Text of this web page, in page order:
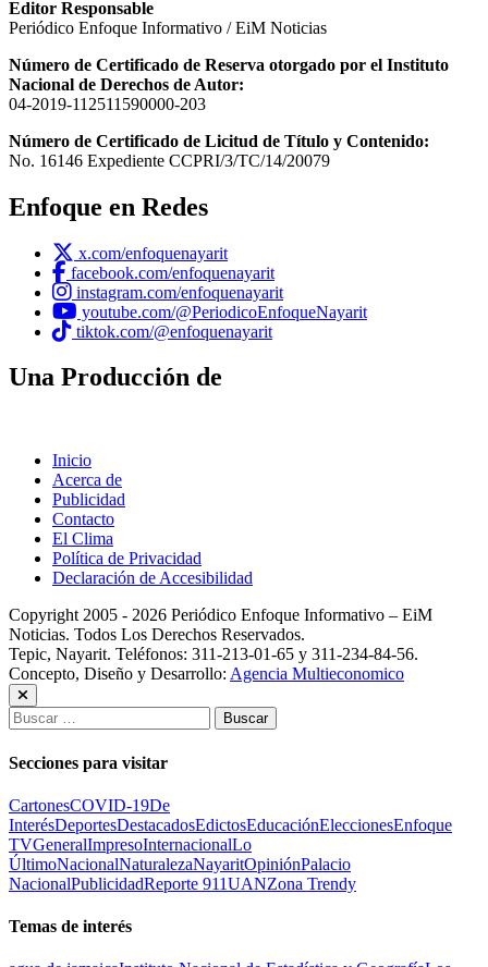
Editor Responsable
Periódico Enfoque Informativo / EiM Noticias
Número de Certificado de Reserva otorgado por el Instituto
Nacional de Derechos de Autor:
04-2019-112511590000-203
Número de Certificado de Licitud de Título y Contenido:
No. 16146 Expediente CCPRI/3/TC/14/20079
Enfoque en Redes
x.com/enfoquenayarit
facebook.com/enfoquenayarit
instagram.com/enfoquenayarit
youtube.com/@PeriodicoEnfoqueNayarit
tiktok.com/@enfoquenayarit
Una Producción de
Inicio
Acerca de
Publicidad
Contacto
El Clima
Política de Privacidad
Declaración de Accesibilidad
Copyright 2005 - 2026 Periódico Enfoque Informativo – EiM
Noticias. Todos Los Derechos Reservados.
Tepic, Nayarit. Teléfonos: 311-213-01-65 y 311-234-84-56.
Concepto, Diseño y Desarrollo: Agencia Multieconomico
Buscar:
Secciones para visitar
CartonesCOVID-19De
InterésDeportesDestacadosEdictosEducaciónEleccionesEnfoque
TVGeneralImpresoInternacionalLo
ÚltimoNacionalNaturalezaNayaritOpiniónPalacio
NacionalPublicidadReporte 911UANZona Trendy
Temas de interés